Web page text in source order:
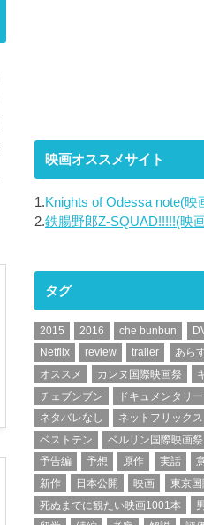
映画オススメサイト
1.Knights of Odessa note(映
2.鉄腸野郎Z-SQUAD!!!!!(映
タグ
2015 2016 che bunbun
Netflix
review trailer あら
オススメ
カンヌ国際映画祭
チェブンブン
ドキュメンタリー
ネタバレなし
ネットフリックス
ベストテン
ベルリン国際映画祭
予告編
予想 原作 実話
新作
日本公開 映画
東京
死ぬまでに観たい映画1001本